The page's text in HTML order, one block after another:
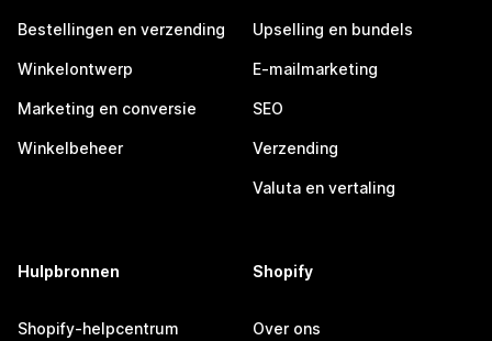
Bestellingen en verzending
Winkelontwerp
Marketing en conversie
Winkelbeheer
Upselling en bundels
E-mailmarketing
SEO
Verzending
Valuta en vertaling
Hulpbronnen
Shopify-helpcentrum
Shopify
Over ons